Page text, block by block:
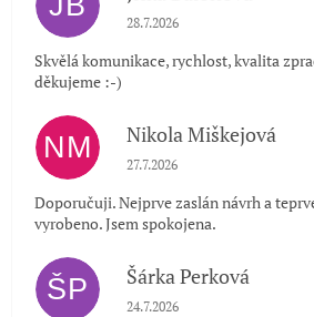
Hodnocení obchodu je 5 z 5
28.7.2026
Skvělá komunikace, rychlost, kvalita
děkujeme :-)
NM Nikola Miškejová
Hodnocení obchodu je 5 z 5
27.7.2026
Doporučuji. Nejprve zaslán návrh a
vyrobeno. Jsem spokojena.
ŠP Šárka Perková
Hodnocení obchodu je 5 z 5
24.7.2026